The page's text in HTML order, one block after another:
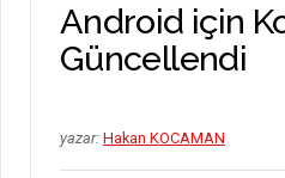
Android için
Güncellendi
yazar: Hakan KOCAMAN